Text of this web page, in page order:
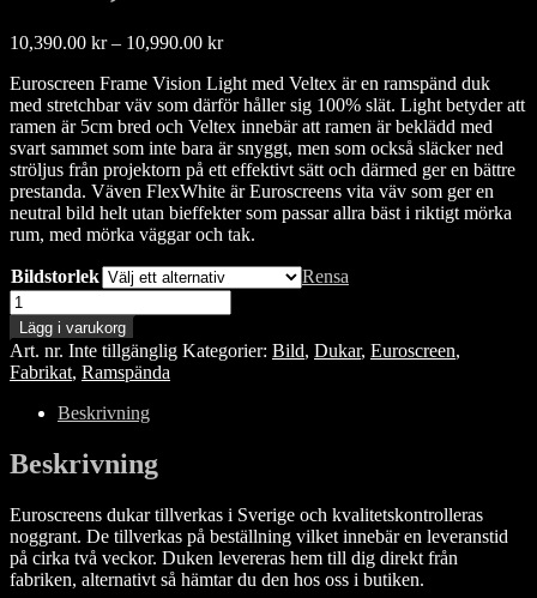
10,390.00 kr – 10,990.00 krPrisintervall:
till
10,990.00 kr
Euroscreen Frame Vision Light med Veltex är en ramspänd duk
med stretchbar väv som därför håller sig 100% slät. Light betyder att
ramen är 5cm bred och Veltex innebär att ramen är beklädd med
svart sammet som inte bara är snyggt, men som också släcker ned
ströljus från projektorn på ett effektivt sätt och därmed ger en bättre
prestanda. Väven FlexWhite är Euroscreens vita väv som ger en
neutral bild helt utan bieffekter som passar allra bäst i riktigt mörka
rum, med mörka väggar och tak.
Bildstorlek
Rensa
Euroscreen
Frame
Vision
Light
Veltex,
FlexWhite
mängd
Lägg i varukorg
Art. nr. Inte tillgänglig Kategorier: Bild, Dukar, Euroscreen,
Fabrikat, Ramspända
Beskrivning
Beskrivning
Euroscreens dukar tillverkas i Sverige och kvalitetskontrolleras
noggrant. De tillverkas på beställning vilket innebär en leveranstid
på cirka två veckor. Duken levereras hem till dig direkt från
fabriken, alternativt så hämtar du den hos oss i butiken.